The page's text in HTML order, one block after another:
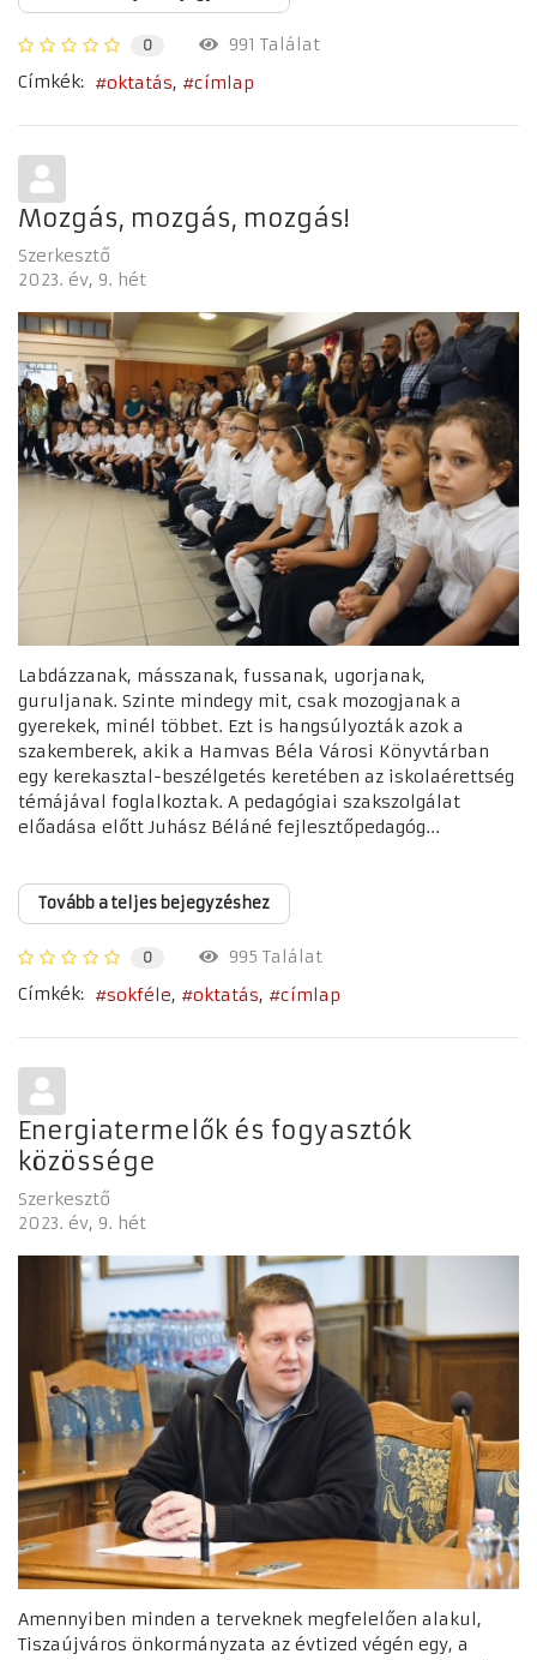
0
991 Találat
Címkék:
oktatás címlap
Mozgás, mozgás, mozgás!
Szerkesztő
2023. év 9. hét
Labdázzanak, másszanak, fussanak, ugorjanak,
guruljanak. Szinte mindegy mit, csak mozogjanak a
gyerekek, minél többet. Ezt is hangsúlyozták azok a
szakemberek, akik a Hamvas Béla Városi Könyvtárban
egy kerekasztal-beszélgetés keretében az iskolaérettség
témájával foglalkoztak. A pedagógiai szakszolgálat
előadása előtt Juhász Béláné fejlesztőpedagóg...
Tovább a teljes bejegyzéshez
0
995 Találat
Címkék:
sokféle oktatás címlap
Energiatermelők és fogyasztók
közössége
Szerkesztő
2023. év 9. hét
Amennyiben minden a terveknek megfelelően alakul,
Tiszaújváros önkormányzata az évtized végén egy, a